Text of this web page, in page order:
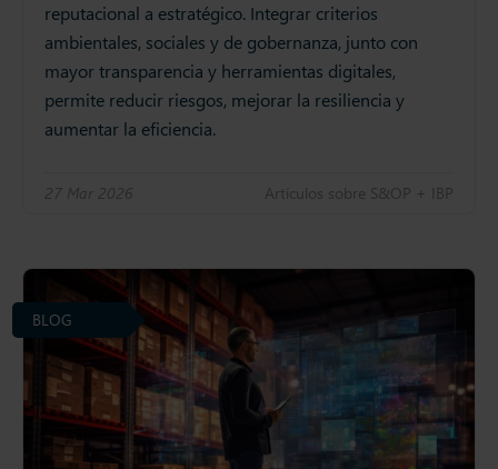
reputacional a estratégico. Integrar criterios
ambientales, sociales y de gobernanza, junto con
mayor transparencia y herramientas digitales,
permite reducir riesgos, mejorar la resiliencia y
aumentar la eficiencia.
27 Mar 2026 Artículos sobre S&OP + IBP
BLOG